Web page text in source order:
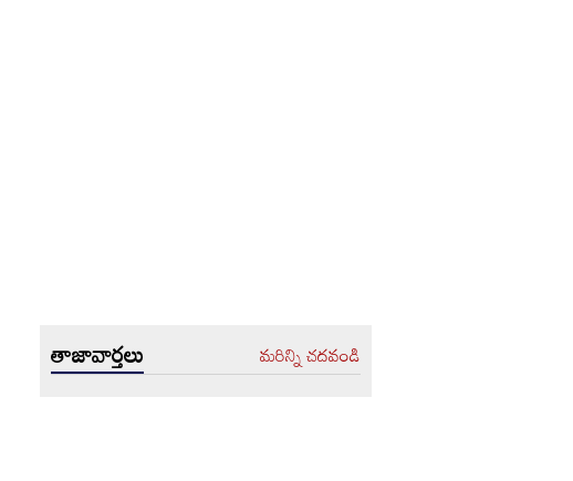
తాజావార్తలు మరిన్ని చదవండి